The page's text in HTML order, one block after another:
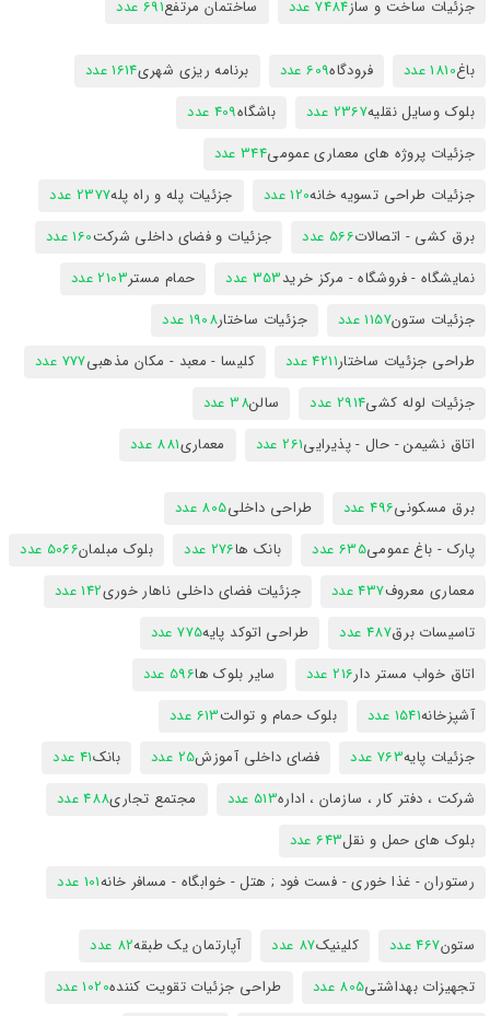
جزئیات ساخت و ساز7484 عدد ساختمان مرتفع691 عدد
باغ1810 عدد فرودگاه609 عدد برنامه ریزی شهری1614 عدد
بلوک وسایل نقلیه2367 عدد باشگاه409 عدد
جزئیات پروژه های معماری عمومی344 عدد
جزئیات طراحی تسویه خانه120 عدد جزئیات پله و راه پله2377 عدد
برق کشی - اتصالات566 عدد جزئیات و فضای داخلی شرکت160 عدد
نمایشگاه - فروشگاه - مرکز خرید353 عدد حمام مستر2103 عدد
جزئیات ستون1157 عدد جزئیات ساختار1908 عدد
طراحی جزئیات ساختار4211 عدد کلیسا - معبد - مکان مذهبی777 عدد
جزئیات لوله کشی2914 عدد سالن38 عدد
اتاق نشیمن - حال - پذیرایی261 عدد معماری881 عدد
برق مسکونی496 عدد طراحی داخلی805 عدد
پارک - باغ عمومی635 عدد بانک ها276 عدد بلوک مبلمان5066 عدد
معماری معروف437 عدد جزئیات فضای داخلی ناهار خوری142 عدد
تاسیسات برق487 عدد طراحی اتوکد پایه775 عدد
اتاق خواب مستر دار216 عدد سایر بلوک ها596 عدد
آشپزخانه1541 عدد بلوک حمام و توالت613 عدد
جزئیات پایه763 عدد فضای داخلی آموزش25 عدد بانک41 عدد
شرکت ، دفتر کار ، سازمان ، اداره513 عدد مجتمع تجاری488 عدد
بلوک های حمل و نقل643 عدد
رستوران - غذا خوری - فست فود ; هتل - خوابگاه - مسافر خانه101 عدد
ستون467 عدد کلینیک87 عدد آپارتمان یک طبقه82 عدد
تجهیزات بهداشتی805 عدد طراحی جزئیات تقویت کننده1020 عدد